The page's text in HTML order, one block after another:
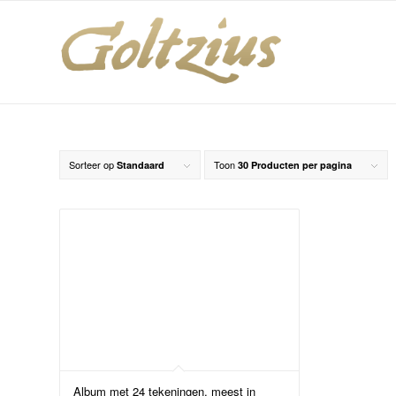
Sorteer op Standaard Toon 30 Producten per pagina
Album met 24 tekeningen, meest in